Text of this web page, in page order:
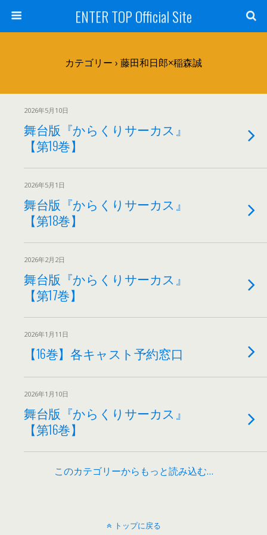
ENTER TOP Official Site
カテゴリー › 藤田和日郎×稲森誠
2026年5月10日
舞台版『からくりサーカス』
【第19巻】
2026年5月1日
舞台版『からくりサーカス』
【第18巻】
2026年2月2日
舞台版『からくりサーカス』
【第17巻】
2026年1月11日
【16巻】各キャスト予約窓口
2026年1月10日
舞台版『からくりサーカス』
【第16巻】
このカテゴリーからもっと読み込む…
トップに戻る